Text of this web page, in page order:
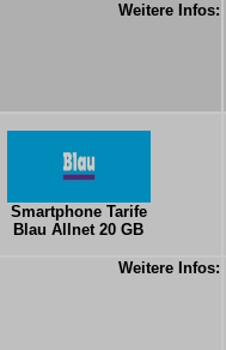
Weitere Infos:
Smartphone Tarife
Blau Allnet 20 GB
Weitere Infos: